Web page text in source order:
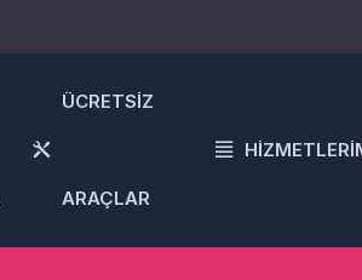
ÜCRETSİZ
ARAÇLAR